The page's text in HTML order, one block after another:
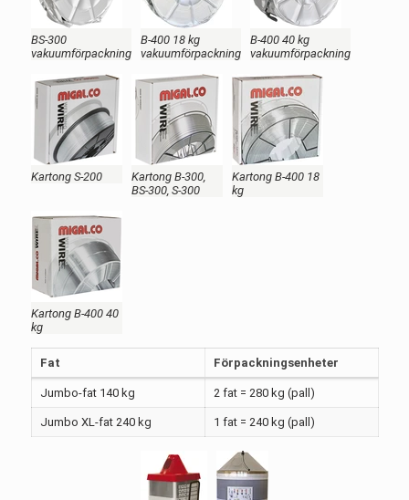
BS-300
vakuumförpackning
B-400 18 kg
vakuumförpackning
B-400 40 kg
vakuumförpackning
Kartong S-200
Kartong B-300,
BS-300, S-300
Kartong B-400 18
kg
Kartong B-400 40
kg
Fat Förpackningsenheter
Jumbo-fat 140 kg 2 fat = 280 kg (pall)
Jumbo XL-fat 240 kg 1 fat = 240 kg (pall)